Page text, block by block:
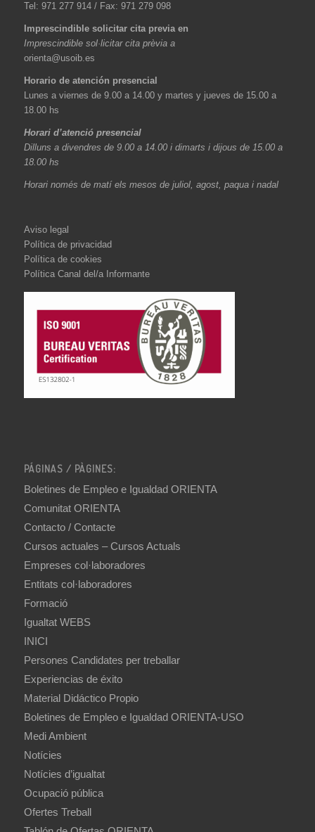
Tel: 971 277 914 / Fax: 971 279 098
Imprescindible solicitar cita previa en
Imprescindible sol·licitar cita prèvia a
orienta@usoib.es
Horario de atención presencial
Lunes a viernes de 9.00 a 14.00 y martes y jueves de 15.00 a
18.00 hs
Horari d’atenció presencial
Dilluns a divendres de 9.00 a 14.00 i dimarts i dijous de 15.00 a
18.00 hs
Horari només de matí els mesos de juliol, agost, paqua i nadal
Aviso legal
Política de privacidad
Política de cookies
Política Canal del/a Informante
PÁGINAS / PÀGINES:
Boletines de Empleo e Igualdad ORIENTA
Comunitat ORIENTA
Contacto / Contacte
Cursos actuales – Cursos Actuals
Empreses col·laboradores
Entitats col·laboradores
Formació
Igualtat WEBS
INICI
Persones Candidates per treballar
Experiencias de éxito
Material Didáctico Propio
Boletines de Empleo e Igualdad ORIENTA-USO
Medi Ambient
Notícies
Notícies d’igualtat
Ocupació pública
Ofertes Treball